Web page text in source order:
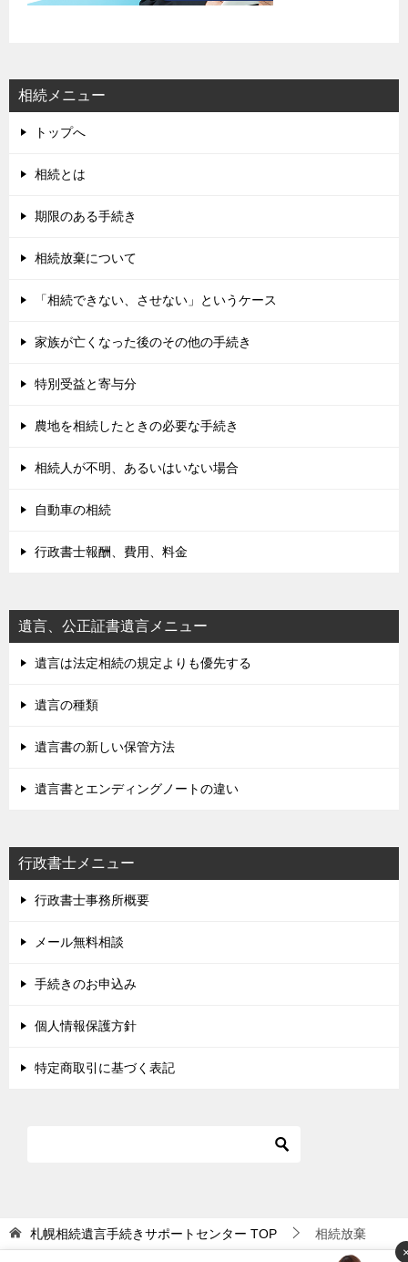
相続メニュー
トップへ
相続とは
期限のある手続き
相続放棄について
「相続できない、させない」というケース
家族が亡くなった後のその他の手続き
特別受益と寄与分
農地を相続したときの必要な手続き
相続人が不明、あるいはいない場合
自動車の相続
行政書士報酬、費用、料金
遺言、公正証書遺言メニュー
遺言は法定相続の規定よりも優先する
遺言の種類
遺言書の新しい保管方法
遺言書とエンディングノートの違い
行政書士メニュー
行政書士事務所概要
メール無料相談
手続きのお申込み
個人情報保護方針
特定商取引に基づく表記
札幌相続遺言手続きサポートセンター TOP
相続放棄